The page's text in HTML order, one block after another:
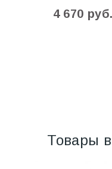
4 670 руб.
Товары в